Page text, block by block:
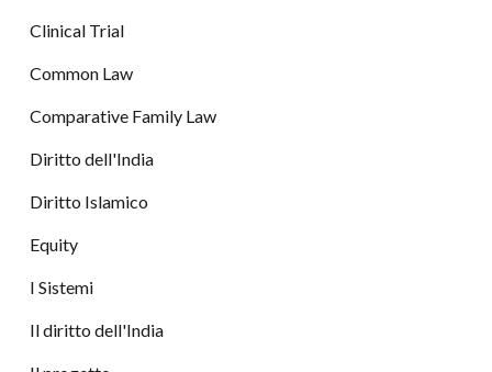
Clinical Trial
Common Law
Comparative Family Law
Diritto dell'India
Diritto Islamico
Equity
I Sistemi
Il diritto dell'India